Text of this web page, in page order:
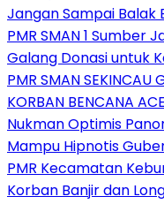
Jangan Sampai Balak
PMR SMAN 1 Sumber
Galang Donasi untuk
PMR SMAN SEKINCAU
KORBAN BENCANA
Nukman Optimis
Mampu Hipnotis
PMR Kecamatan
Korban Banjir dan